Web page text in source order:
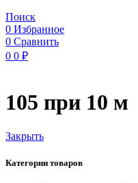
Поиск
0 Избранное
0 Сравнить
0 0 ₽
105 при 10 м
Закрыть
Категории товаров